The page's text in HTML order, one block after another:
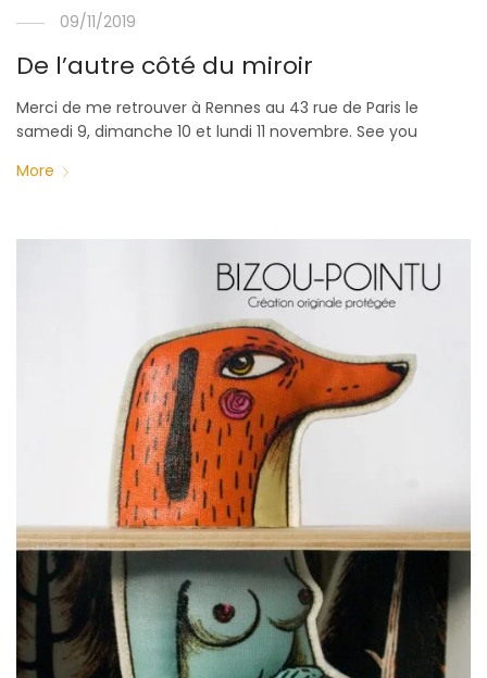
09/11/2019
De l’autre côté du miroir
Merci de me retrouver à Rennes au 43 rue de Paris le
samedi 9, dimanche 10 et lundi 11 novembre. See you
More